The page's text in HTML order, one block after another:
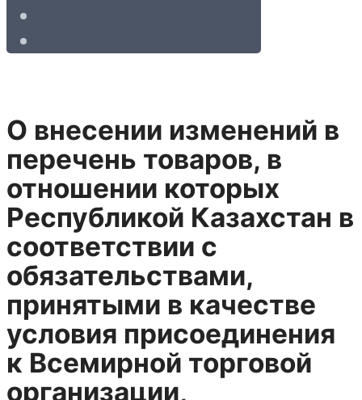
О внесении изменений в
перечень товаров, в
отношении которых
Республикой Казахстан в
соответствии с
обязательствами,
принятыми в качестве
условия присоединения
к Всемирной торговой
организации,